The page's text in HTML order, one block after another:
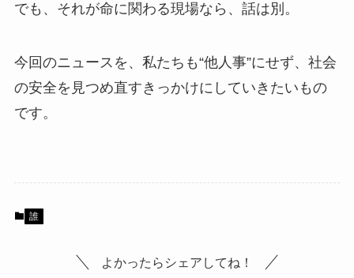
でも、それが命に関わる現場なら、話は別。
今回のニュースを、私たちも“他人事”にせず、社会
の安全を見つめ直すきっかけにしていきたいもの
です。
誰
よかったらシェアしてね！